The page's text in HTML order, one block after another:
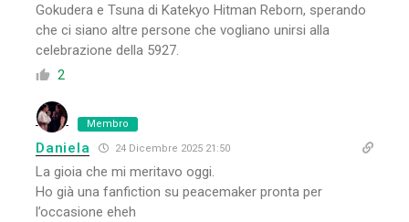
Gokudera e Tsuna di Katekyo Hitman Reborn, sperando
che ci siano altre persone che vogliano unirsi alla
celebrazione della 5927.
2
Membro
Daniela 24 Dicembre 2025 21:50
La gioia che mi meritavo oggi.
Ho già una fanfiction su peacemaker pronta per
l’occasione eheh